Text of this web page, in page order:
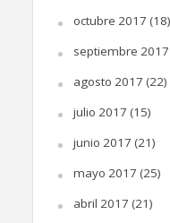
octubre 2017 (18)
septiembre 2017
agosto 2017 (22)
julio 2017 (15)
junio 2017 (21)
mayo 2017 (25)
abril 2017 (21)